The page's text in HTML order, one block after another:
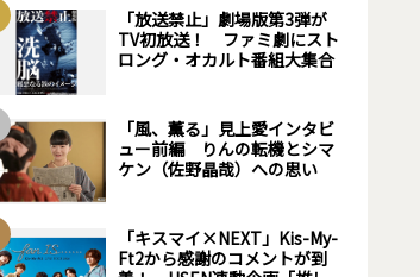
「放送禁止」劇場版第3弾が
TV初放送！ ファミ劇にスト
ロング・オカルト番組大集合
「風、薫る」見上愛インタビ
ュー前編 りんの転機とシマ
ケン（佐野晶哉）への思い
「キスマイ×NEXT」Kis-My-
Ft2から感謝のコメントが到